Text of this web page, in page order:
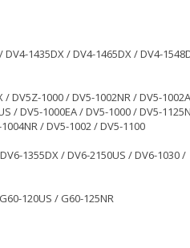
1435DX / DV4-1465DX / DV4-
/ DV5Z-1000 / DV5-1002NR / DV5-
/ DV5-1000EA / DV5-1000 / DV5-
/ DV5-1002 / DV5-1100
1355DX / DV6-2150US / DV6-1030 /
120US / G60-125NR